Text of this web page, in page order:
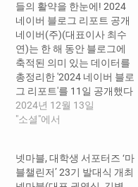
들의 활약을 한눈에! 2024
네이버 블로그 리포트 공개
네이버(주)(대표이사 최수
연)는 한 해 동안 블로그에
축적된 의미 있는 데이터를
총정리한 '2024 네이버 블로
그 리포트'를 11일 공개했다
네이버는 2020년부터 매년
연말에 블로그 서비스의 다
고 있으며, 이번 리포트는
2023년 11월 1일부터 2024
2024년 12월 13일
"소셜"에서
넷마블, 대학생 서포터즈 ‘마
블챌린저’ 23기 발대식 개최